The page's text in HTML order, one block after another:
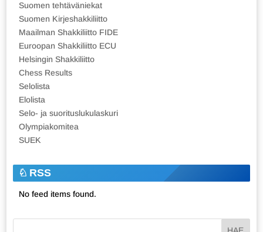
Suomen tehtäväniekat
Suomen Kirjeshakkiliitto
Maailman Shakkiliitto FIDE
Euroopan Shakkiliitto ECU
Helsingin Shakkiliitto
Chess Results
Selolista
Elolista
Selo- ja suorituslukulaskuri
Olympiakomitea
SUEK
RSS
No feed items found.